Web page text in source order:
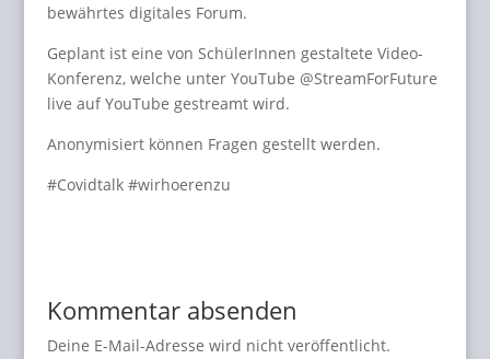
bewährtes digitales Forum.
Geplant ist eine von SchülerInnen gestaltete Video-
Konferenz, welche unter YouTube @StreamForFuture
live auf YouTube gestreamt wird.
Anonymisiert können Fragen gestellt werden.
#Covidtalk #wirhoerenzu
Kommentar absenden
Deine E-Mail-Adresse wird nicht veröffentlicht.